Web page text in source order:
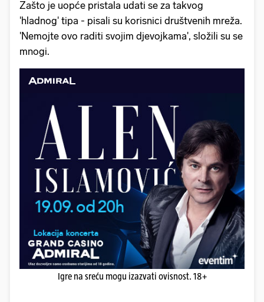
Zašto je uopće pristala udati se za takvog
'hladnog' tipa - pisali su korisnici društvenih mreža.
'Nemojte ovo raditi svojim djevojkama', složili su se
mnogi.
Igre na sreću mogu izazvati ovisnost. 18+